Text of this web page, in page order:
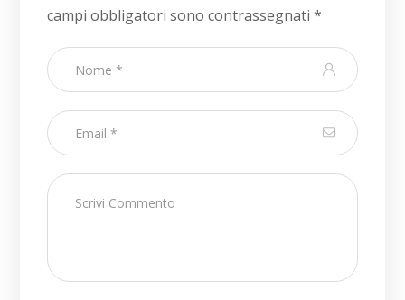
campi obbligatori sono contrassegnati*